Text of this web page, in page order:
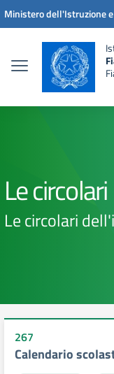
Vai ai contenuti
Vai al menu di
Vai al footer
Ministero dell'Istruzione
Le circolari
Le circolari
267
Calendario